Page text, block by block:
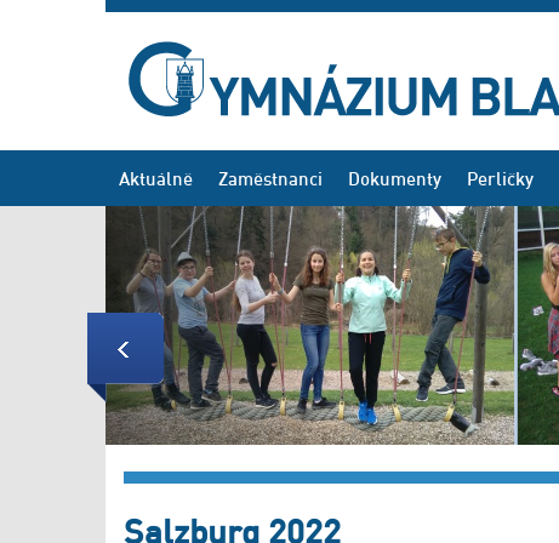
Aktuálně Zaměstnanci Dokumenty Perličky
Previous
Salzburg 2022